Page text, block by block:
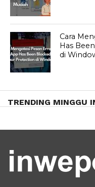
Cara
Has
di
TRENDING MINGGU